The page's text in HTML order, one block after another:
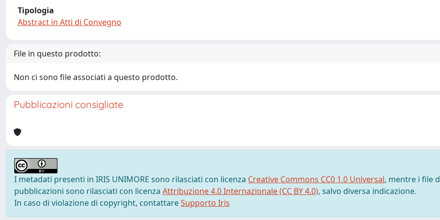
Tipologia
Abstract in Atti di Convegno
File in questo prodotto:
Non ci sono file associati a questo prodotto.
Pubblicazioni consigliate
I metadati presenti in IRIS UNIMORE sono rilasciati con licenza Creative Commons CC0 1.0 Universal, mentre i file
pubblicazioni sono rilasciati con licenza Attribuzione 4.0 Internazionale (CC BY 4.0), salvo diversa indicazione.
In caso di violazione di copyright, contattareSupporto Iris